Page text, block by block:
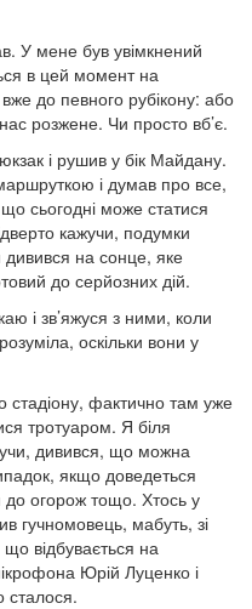
У мене був увімкнений
в цей момент на
до певного рубікону: або
розжене. Чи просто вб’є.
і рушив у бік Майдану.
і думав про все,
сьогодні може статися
кажучи, подумки
на сонце, яке
до серйозних дій.
і зв’яжуся з ними, коли
оскільки вони у
стадіону, фактично там уже
тротуаром. Я біля
дивився, що можна
якщо доведеться
до огорож тощо. Хтось у
гучномовець, мабуть, зі
відбувається на
Юрій Луценко і
сталося.